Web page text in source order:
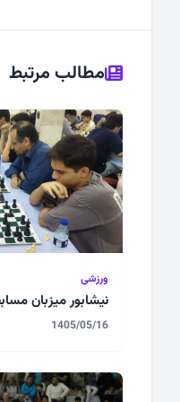
مطالب مرتبط
ورزشی
نیشابور میزبان
1405/05/16